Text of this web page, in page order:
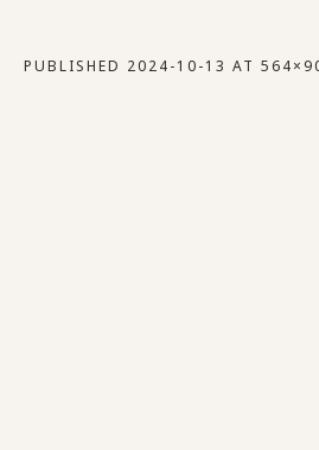
PUBLISHED 2024-10-13 AT